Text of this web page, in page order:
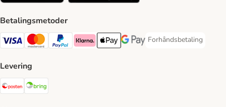
Betalingsmetoder
Visa Payment Method
Mastercard Payment Method
PayPal Payment Method
Klarna Payment Method
Apple Pay Payment Method
Google Pay Payment Method
Forhåndsbetaling
Forhåndsbetaling
Levering
Posten Shipping Method